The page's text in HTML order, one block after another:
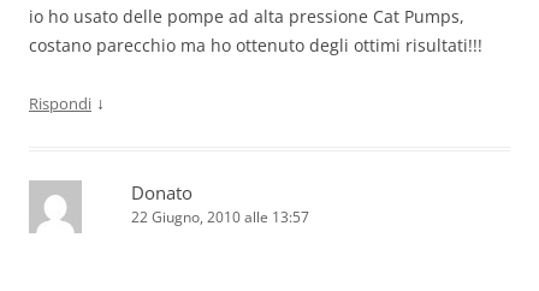
io ho usato delle pompe ad alta pressione Cat Pumps,
costano parecchio ma ho ottenuto degli ottimi risultati!!!
Rispondi ↓
Donato
22 Giugno, 2010 alle 13:57